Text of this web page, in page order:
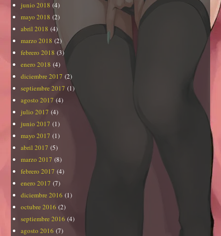
junio 2018 (4)
mayo 2018 (2)
abril 2018 (4)
marzo 2018 (2)
febrero 2018 (3)
enero 2018 (4)
diciembre 2017 (2)
septiembre 2017 (1)
agosto 2017 (4)
julio 2017 (4)
junio 2017 (1)
mayo 2017 (1)
abril 2017 (5)
marzo 2017 (8)
febrero 2017 (4)
enero 2017 (7)
diciembre 2016 (1)
octubre 2016 (2)
septiembre 2016 (4)
agosto 2016 (7)